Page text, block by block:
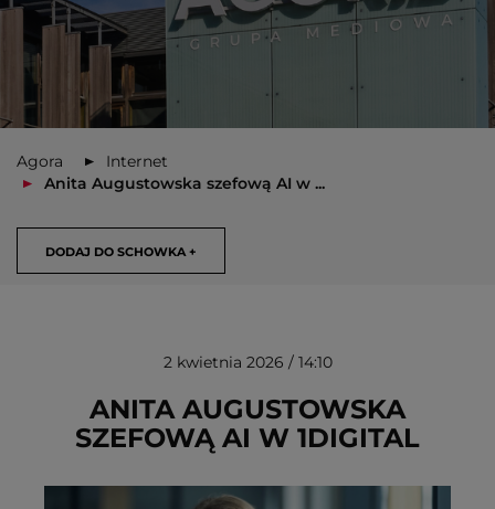
Agora
Internet
Anita Augustowska szefową AI w ...
DODAJ DO SCHOWKA +
2 kwietnia 2026 / 14:10
ANITA AUGUSTOWSKA
SZEFOWĄ AI W 1DIGITAL